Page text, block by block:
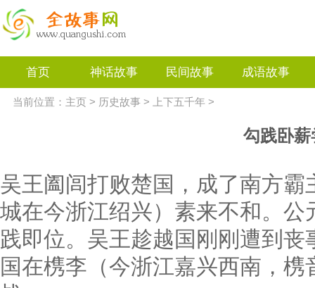
首页 神话故事 民间故事 成语故事
当前位置： 主页 > 历史故事 > 上下五千年 >
勾践卧薪
吴王阖闾打败楚国，成了南方
城在今浙江绍兴）素来不和。
践即位。吴王趁越国刚刚遭到
国在槜李（今浙江嘉兴西南，